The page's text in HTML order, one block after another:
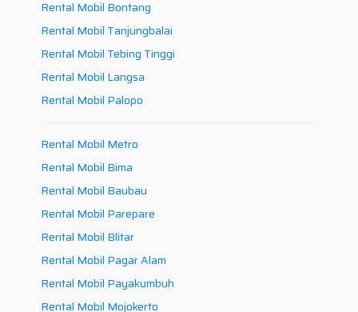
Rental Mobil Bontang
Rental Mobil Tanjungbalai
Rental Mobil Tebing Tinggi
Rental Mobil Langsa
Rental Mobil Palopo
Rental Mobil Metro
Rental Mobil Bima
Rental Mobil Baubau
Rental Mobil Parepare
Rental Mobil Blitar
Rental Mobil Pagar Alam
Rental Mobil Payakumbuh
Rental Mobil Mojokerto